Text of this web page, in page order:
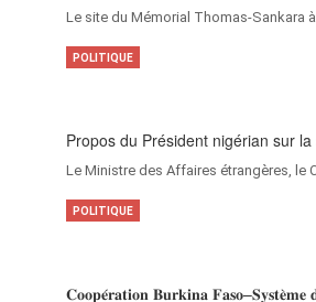
Le site du Mémorial Thomas-Sankara
Propos du Président nigérian sur
Le Ministre des Affaires étrangères, le
POLITIQUE
𝐂𝐨𝐨𝐩𝐞́𝐫𝐚𝐭𝐢𝐨𝐧 𝐁𝐮𝐫𝐤𝐢𝐧𝐚 𝐅𝐚𝐬𝐨–𝐒𝐲𝐬𝐭𝐞̀𝐦𝐞
POLITIQUE